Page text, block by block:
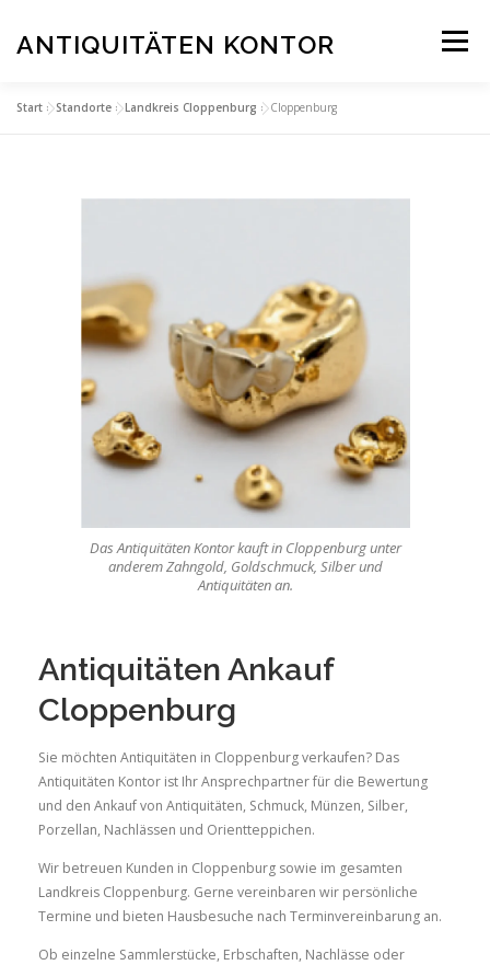
springen
ANTIQUITÄTEN KONTOR Menü
KONTAKT
Start »Standorte »Landkreis Cloppenburg »Cloppenburg
Das Antiquitäten Kontor kauft in Cloppenburg unter
anderem Zahngold, Goldschmuck, Silber und
Antiquitäten an.
Antiquitäten Ankauf
Cloppenburg
Sie möchten Antiquitäten in Cloppenburg verkaufen? Das
Antiquitäten Kontor ist Ihr Ansprechpartner für die Bewertung
und den Ankauf von Antiquitäten, Schmuck, Münzen, Silber,
Porzellan, Nachlässen und Orientteppichen.
Wir betreuen Kunden in Cloppenburg sowie im gesamten
Landkreis Cloppenburg. Gerne vereinbaren wir persönliche
Termine und bieten Hausbesuche nach Terminvereinbarung an.
Ob einzelne Sammlerstücke, Erbschaften, Nachlässe oder